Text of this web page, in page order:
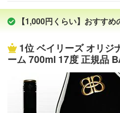
暑御見舞 敬老の日 お歳暮 御
寒中御見舞 年末年始 お祝い 御
棟祝い 上棟式 引越祝い 引越
い 成人式 成人祝い 就職祝い
見舞い 退院祝い 快気祝い バ
ギフト 贈り物 女性 男性 20代
還暦 還暦祝い 古希 喜寿 傘寿
寿祝い 開店祝い 開院祝い 起業
社農園で丁寧に栽培されたビ
ンジの果皮からエッセンスを抽
ジのほのかな香りが漂います。
ベースはもちろん、オン・ザ
アントロー (クアントロー) ハ
品 リキュール リキュール種類
ト おすすめ ギフト 最新の入荷
内屋でのお買い物についてギ
【1,000円くらい】おすす
1位ベイリーズ オリジ
ーム 700ml 17度 正規品
M リキュール リキュール
ahc お礼 御礼 ホワイトデ
ゼント ギフト プチギフト